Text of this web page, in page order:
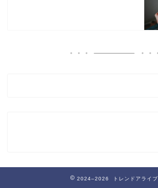
2024–2026 トレンドアライブ